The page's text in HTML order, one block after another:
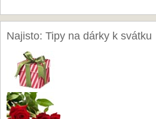
Najisto: Tipy na dárky k svátku